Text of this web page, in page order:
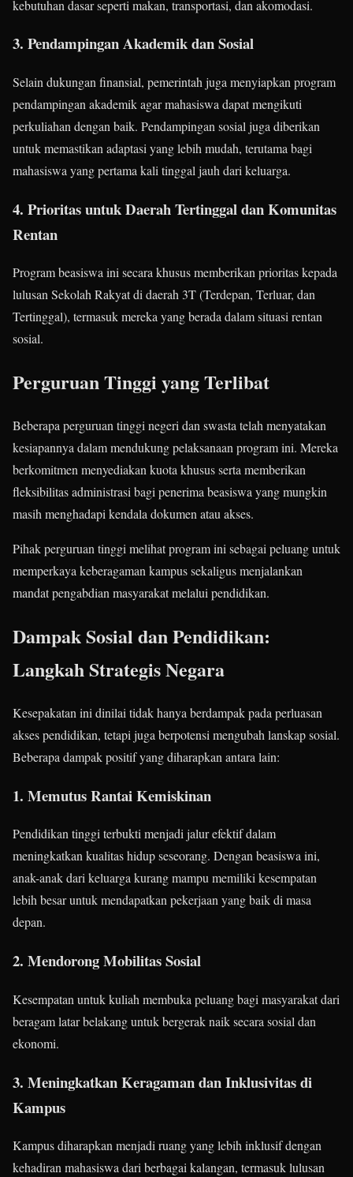
kebutuhan dasar seperti makan, transportasi, dan akomodasi.
3. Pendampingan Akademik dan Sosial
Selain dukungan finansial, pemerintah juga menyiapkan program
pendampingan akademik agar mahasiswa dapat mengikuti
perkuliahan dengan baik. Pendampingan sosial juga diberikan
untuk memastikan adaptasi yang lebih mudah, terutama bagi
mahasiswa yang pertama kali tinggal jauh dari keluarga.
4. Prioritas untuk Daerah Tertinggal dan Komunitas
Rentan
Program beasiswa ini secara khusus memberikan prioritas kepada
lulusan Sekolah Rakyat di daerah 3T (Terdepan, Terluar, dan
Tertinggal), termasuk mereka yang berada dalam situasi rentan
sosial.
Perguruan Tinggi yang Terlibat
Beberapa perguruan tinggi negeri dan swasta telah menyatakan
kesiapannya dalam mendukung pelaksanaan program ini. Mereka
berkomitmen menyediakan kuota khusus serta memberikan
fleksibilitas administrasi bagi penerima beasiswa yang mungkin
masih menghadapi kendala dokumen atau akses.
Pihak perguruan tinggi melihat program ini sebagai peluang untuk
memperkaya keberagaman kampus sekaligus menjalankan
mandat pengabdian masyarakat melalui pendidikan.
Dampak Sosial dan Pendidikan:
Langkah Strategis Negara
Kesepakatan ini dinilai tidak hanya berdampak pada perluasan
akses pendidikan, tetapi juga berpotensi mengubah lanskap sosial.
Beberapa dampak positif yang diharapkan antara lain:
1. Memutus Rantai Kemiskinan
Pendidikan tinggi terbukti menjadi jalur efektif dalam
meningkatkan kualitas hidup seseorang. Dengan beasiswa ini,
anak-anak dari keluarga kurang mampu memiliki kesempatan
lebih besar untuk mendapatkan pekerjaan yang baik di masa
depan.
2. Mendorong Mobilitas Sosial
Kesempatan untuk kuliah membuka peluang bagi masyarakat dari
beragam latar belakang untuk bergerak naik secara sosial dan
ekonomi.
3. Meningkatkan Keragaman dan Inklusivitas di
Kampus
Kampus diharapkan menjadi ruang yang lebih inklusif dengan
kehadiran mahasiswa dari berbagai kalangan, termasuk lulusan